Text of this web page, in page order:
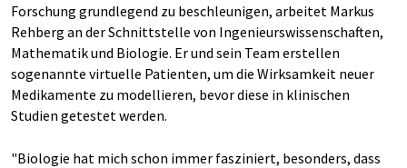
Forschung grundlegend zu beschleunigen, arbeitet Markus
Rehberg an der Schnittstelle von Ingenieurswissenschaften,
Mathematik und Biologie. Er und sein Team erstellen
sogenannte virtuelle Patienten, um die Wirksamkeit neuer
Medikamente zu modellieren, bevor diese in klinischen
Studien getestet werden.
"Biologie hat mich schon immer fasziniert, besonders, dass